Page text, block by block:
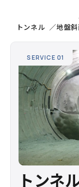
トンネル 地盤
SERVICE 01
トンネ